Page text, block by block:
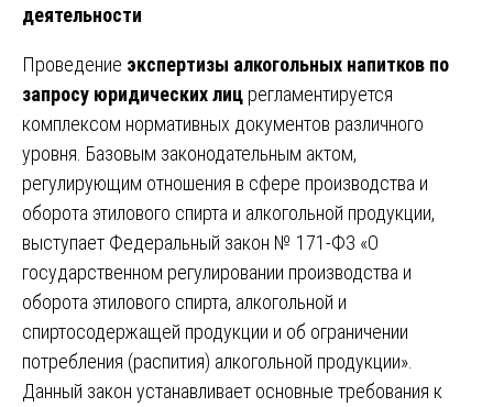
деятельности
Проведение экспертизы алкогольных напитков по
запросу юридических лиц регламентируется
комплексом нормативных документов различного
уровня. Базовым законодательным актом,
регулирующим отношения в сфере производства и
оборота этилового спирта и алкогольной продукции,
выступает Федеральный закон № 171-ФЗ «О
государственном регулировании производства и
оборота этилового спирта, алкогольной и
спиртосодержащей продукции и об ограничении
потребления (распития) алкогольной продукции».
Данный закон устанавливает основные требования к